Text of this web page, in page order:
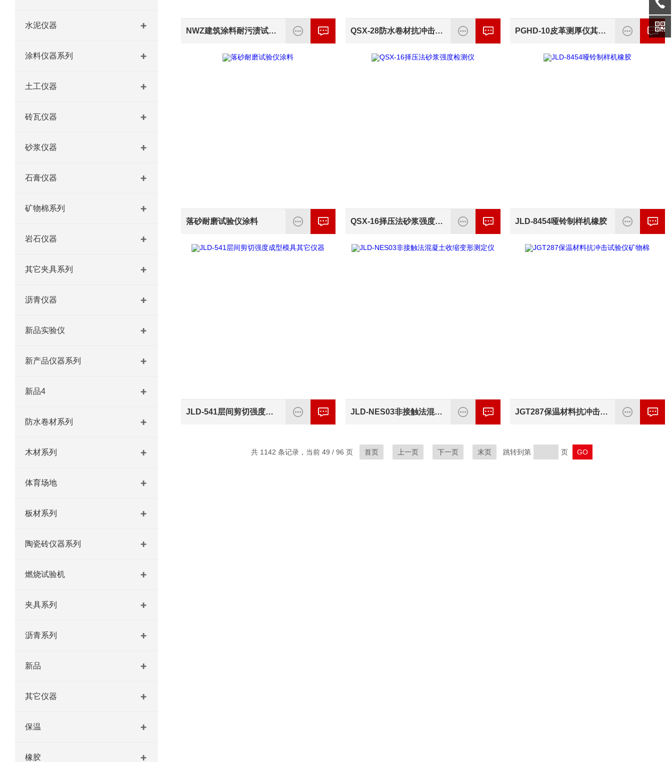
水泥仪器
涂料仪器系列
土工仪器
砖瓦仪器
砂浆仪器
石膏仪器
矿物棉系列
岩石仪器
其它夹具系列
沥青仪器
新品实验仪
新产品仪器系列
新品4
防水卷材系列
木材系列
体育场地
板材系列
陶瓷砖仪器系列
燃烧试验机
夹具系列
沥青系列
新品
其它仪器
保温
橡胶
NWZ建筑涂料耐污渍试验仪 QSX-28防水卷材抗冲击试验仪 PGHD-10皮革测厚仪其它仪器
落砂耐磨试验仪涂料 QSX-16择压法砂浆强度检测仪 JLD-8454哑铃制样机橡胶
JLD-541层间剪切强度成型模具其它仪器 JLD-NES03非接触法混凝土收缩变形测定仪 JGT287保温材料抗冲击试验仪矿物棉
共 1142 条记录，当前 49 / 96 页 首页 上一页 下一页 末页 跳转到第 页